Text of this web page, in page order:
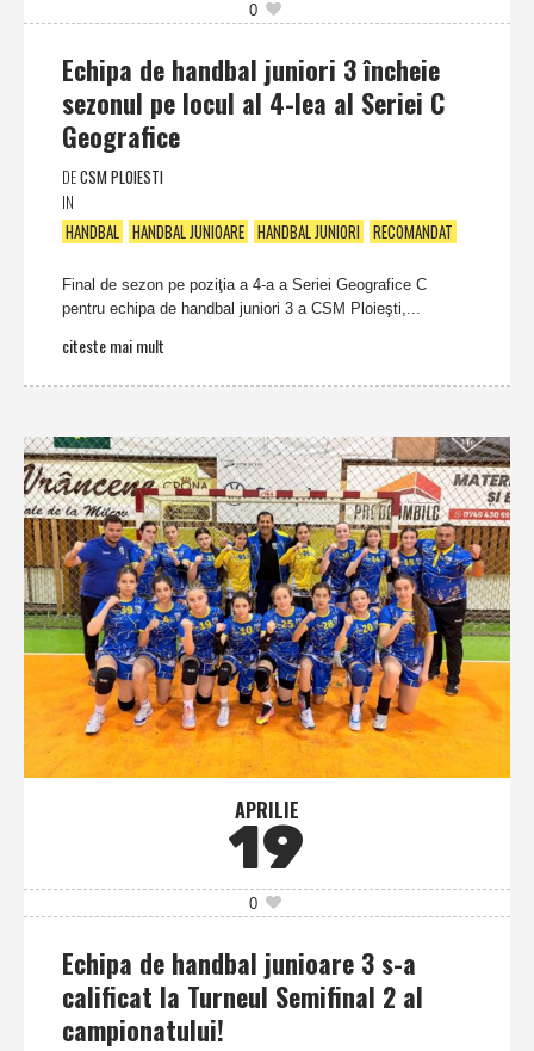
0
Echipa de handbal juniori 3 încheie
sezonul pe locul al 4-lea al Seriei C
Geografice
DECSM PLOIESTI
IN
HANDBAL HANDBAL JUNIOARE HANDBAL JUNIORI RECOMANDAT
Final de sezon pe poziţia a 4-a a Seriei Geografice C
pentru echipa de handbal juniori 3 a CSM Ploieşti,...
citeste mai mult
APRILIE
19
0
Echipa de handbal junioare 3 s-a
calificat la Turneul Semifinal 2 al
campionatului!